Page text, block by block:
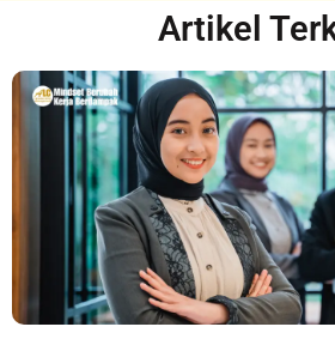
Artikel